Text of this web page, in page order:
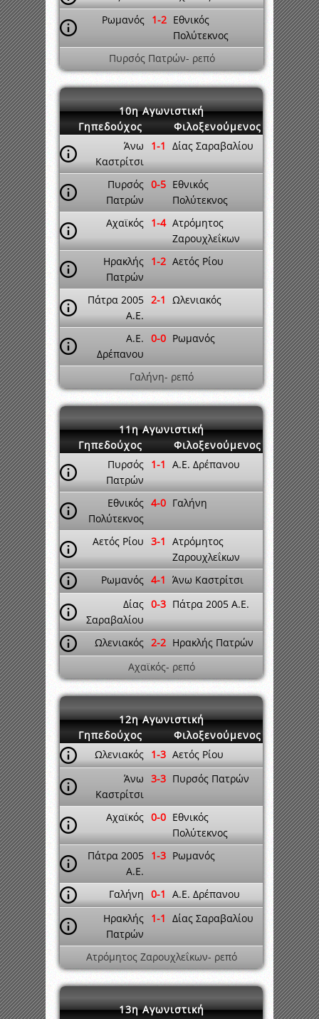
Ρωμανός 1-2 Εθνικός
Πολύτεκνος
Πυρσός Πατρών- ρεπό
10η Αγωνιστική
Γηπεδούχος
Φιλοξενούμενος
Άνω
Καστρίτσι
1-1 Δίας Σαραβαλίου
Πυρσός
Πατρών
0-5 Εθνικός
Πολύτεκνος
Αχαϊκός 1-4 Ατρόμητος
Ζαρουχλεΐκων
Ηρακλής
Πατρών
1-2 Αετός Ρίου
Πάτρα 2005
A.E.
2-1 Ωλενιακός
A.E.
Δρέπανου
0-0 Ρωμανός
Γαλήνη- ρεπό
11η Αγωνιστική
Γηπεδούχος
Φιλοξενούμενος
Πυρσός
Πατρών
1-1 A.E. Δρέπανου
Εθνικός
Πολύτεκνος
4-0 Γαλήνη
Αετός Ρίου 3-1 Ατρόμητος
Ζαρουχλεΐκων
Ρωμανός 4-1 Άνω Καστρίτσι
Δίας
Σαραβαλίου
0-3 Πάτρα 2005 A.E.
Ωλενιακός 2-2 Ηρακλής Πατρών
Αχαϊκός- ρεπό
12η Αγωνιστική
Γηπεδούχος
Φιλοξενούμενος
Ωλενιακός 1-3 Αετός Ρίου
Άνω
Καστρίτσι
3-3 Πυρσός Πατρών
Αχαϊκός 0-0 Εθνικός
Πολύτεκνος
Πάτρα 2005
A.E.
1-3 Ρωμανός
Γαλήνη 0-1 A.E. Δρέπανου
Ηρακλής
Πατρών
1-1 Δίας Σαραβαλίου
Ατρόμητος Ζαρουχλεΐκων- ρεπό
13η Αγωνιστική